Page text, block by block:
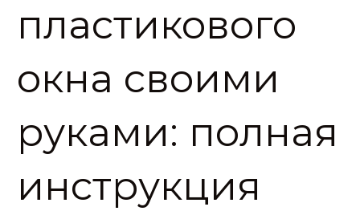
пластикового
окна своими
руками: полная
инструкция